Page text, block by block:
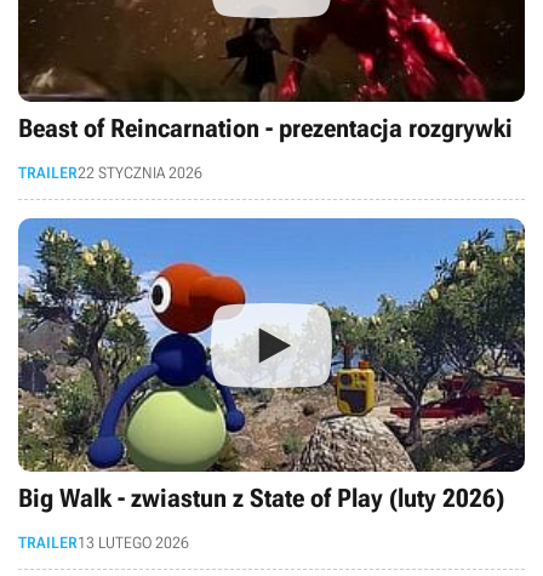
Beast of Reincarnation - prezentacja rozgrywki
TRAILER22 STYCZNIA 2026
Big Walk - zwiastun z State of Play (luty 2026)
TRAILER13 LUTEGO 2026